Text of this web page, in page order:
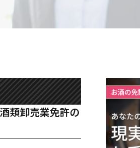
ランドのお酒を卸したい
類卸売業免許の
ネット通販で酒を売
ビールを業者に卸し